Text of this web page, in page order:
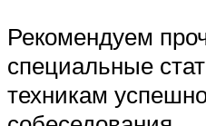
Рекомендуем
специальные
техникам